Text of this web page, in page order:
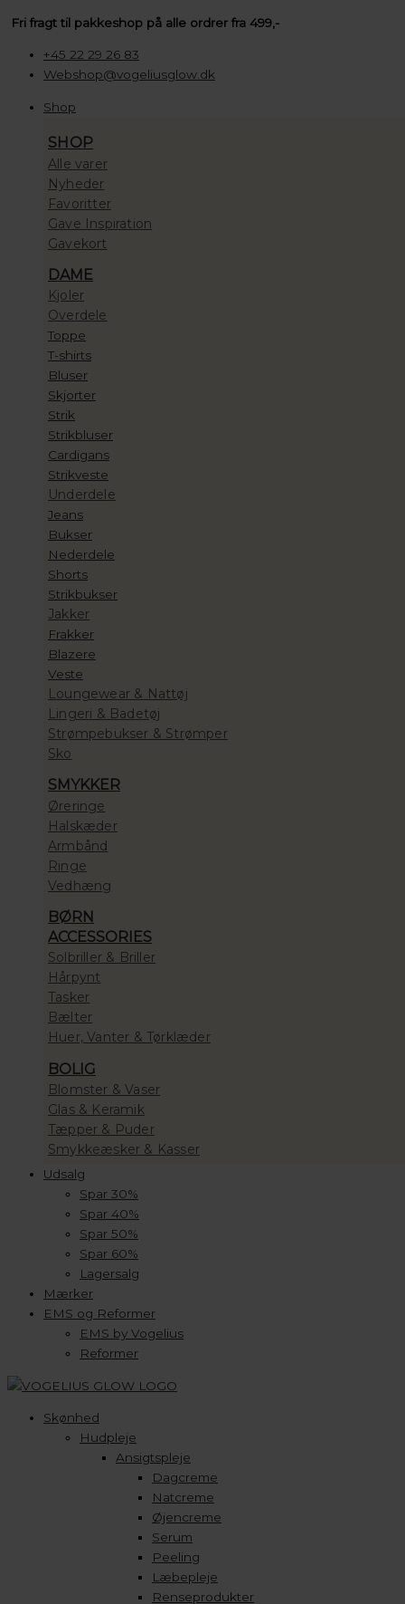
til
indholdet
Fri fragt til pakkeshop på alle ordrer fra 499,-
+45 22 29 26 83
Webshop@vogeliusglow.dk
Shop
SHOP
Alle varer
Nyheder
Favoritter
Gave Inspiration
Gavekort
DAME
Kjoler
Overdele
Toppe
T-shirts
Bluser
Skjorter
Strik
Strikbluser
Cardigans
Strikveste
Underdele
Jeans
Bukser
Nederdele
Shorts
Strikbukser
Jakker
Frakker
Blazere
Veste
Loungewear & Nattøj
Lingeri & Badetøj
Strømpebukser & Strømper
Sko
SMYKKER
Øreringe
Halskæder
Armbånd
Ringe
Vedhæng
BØRN
ACCESSORIES
Solbriller & Briller
Hårpynt
Tasker
Bælter
Huer, Vanter & Tørklæder
BOLIG
Blomster & Vaser
Glas & Keramik
Tæpper & Puder
Smykkeæsker & Kasser
Udsalg
Spar 30%
Spar 40%
Spar 50%
Spar 60%
Lagersalg
Mærker
EMS og Reformer
EMS by Vogelius
Reformer
Skønhed
Hudpleje
Ansigtspleje
Dagcreme
Natcreme
Øjencreme
Serum
Peeling
Læbepleje
Renseprodukter
………
100,00 kr.
10.000,00 kr.